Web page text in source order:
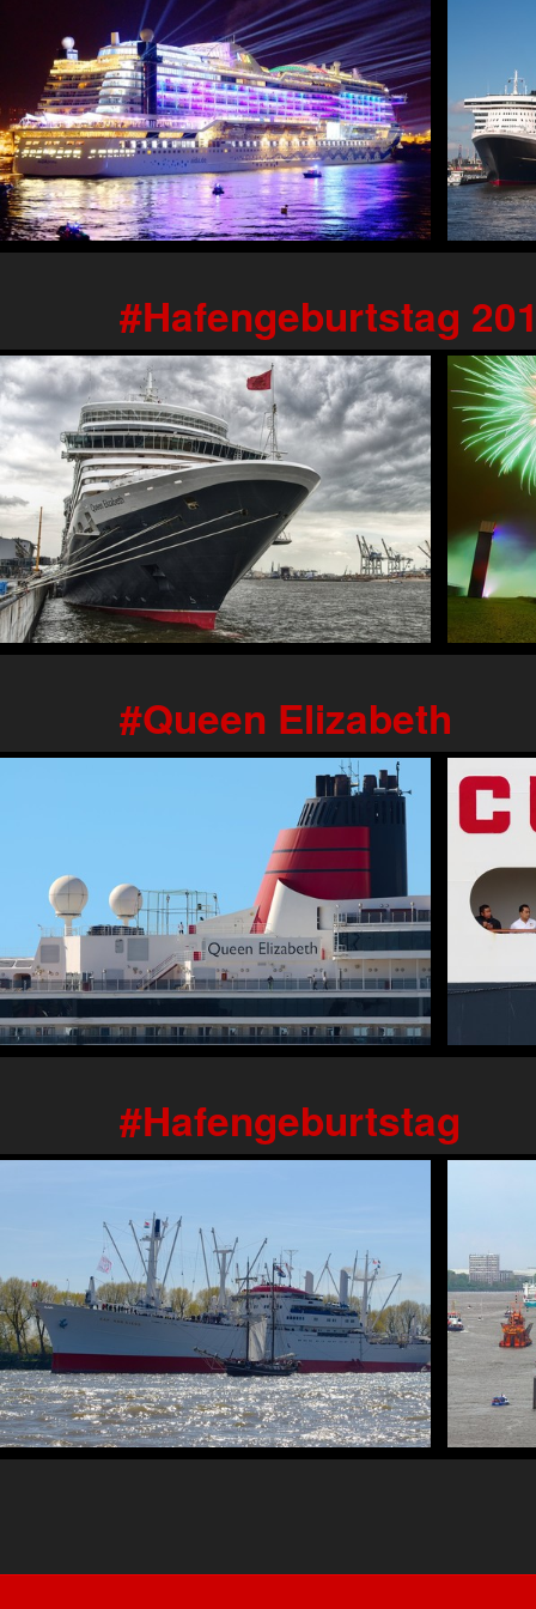
Hafengeburtstag
Queen Elizabeth
Hafengeburtstag